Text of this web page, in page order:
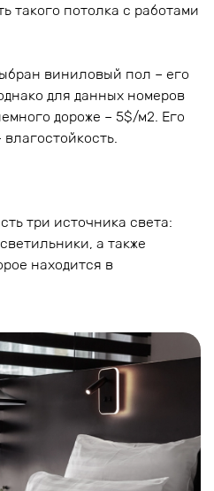
такого потолка с работами
виниловый пол – его
для данных номеров
дороже – 5$/м2. Его
три источника света:
а также
находится в